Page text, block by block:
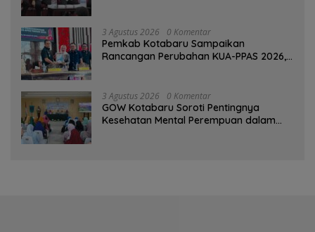
3 Agustus 2026 0 Komentar
Pemkab Kotabaru Sampaikan
Rancangan Perubahan KUA-PPAS 2026,
3 Agustus 2026 0 Komentar
GOW Kotabaru Soroti Pentingnya
Kesehatan Mental Perempuan dalam